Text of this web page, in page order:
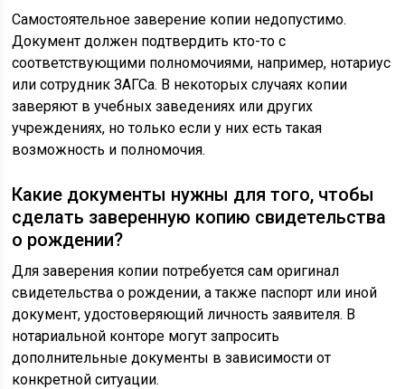
Самостоятельное заверение копии недопустимо.
Документ должен подтвердить кто-то с
соответствующими полномочиями, например, нотариус
или сотрудник ЗАГСа. В некоторых случаях копии
заверяют в учебных заведениях или других
учреждениях, но только если у них есть такая
возможность и полномочия.
Какие документы нужны для того, чтобы
сделать заверенную копию свидетельства
о рождении?
Для заверения копии потребуется сам оригинал
свидетельства о рождении, а также паспорт или иной
документ, удостоверяющий личность заявителя. В
нотариальной конторе могут запросить
дополнительные документы в зависимости от
конкретной ситуации.